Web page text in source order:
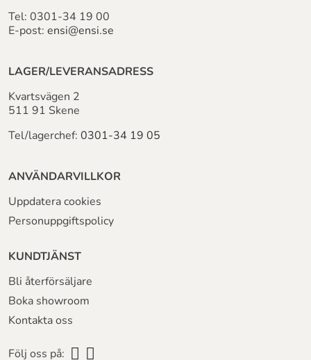
Tel: 0301-34 19 00
E-post: ensi@ensi.se
LAGER/LEVERANSADRESS
Kvartsvägen 2
511 91 Skene
Tel/lagerchef: 0301-34 19 05
ANVÄNDARVILLKOR
Uppdatera cookies
Personuppgiftspolicy
KUNDTJÄNST
Bli återförsäljare
Boka showroom
Kontakta oss
Följ oss på: